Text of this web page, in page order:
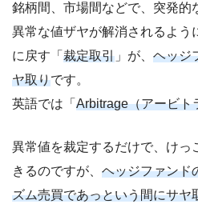
銘柄間、市場間などで、突発的
異常な値ザヤが解消されるよう
に戻す「 裁定取引 」が、 ヘッジ
ヤ取りです。
英語では「 Arbitrage（アービト
異常値を裁定するだけで、けっ
きるのですが、 ヘッジファンド
ズム売買であっという間にサヤ